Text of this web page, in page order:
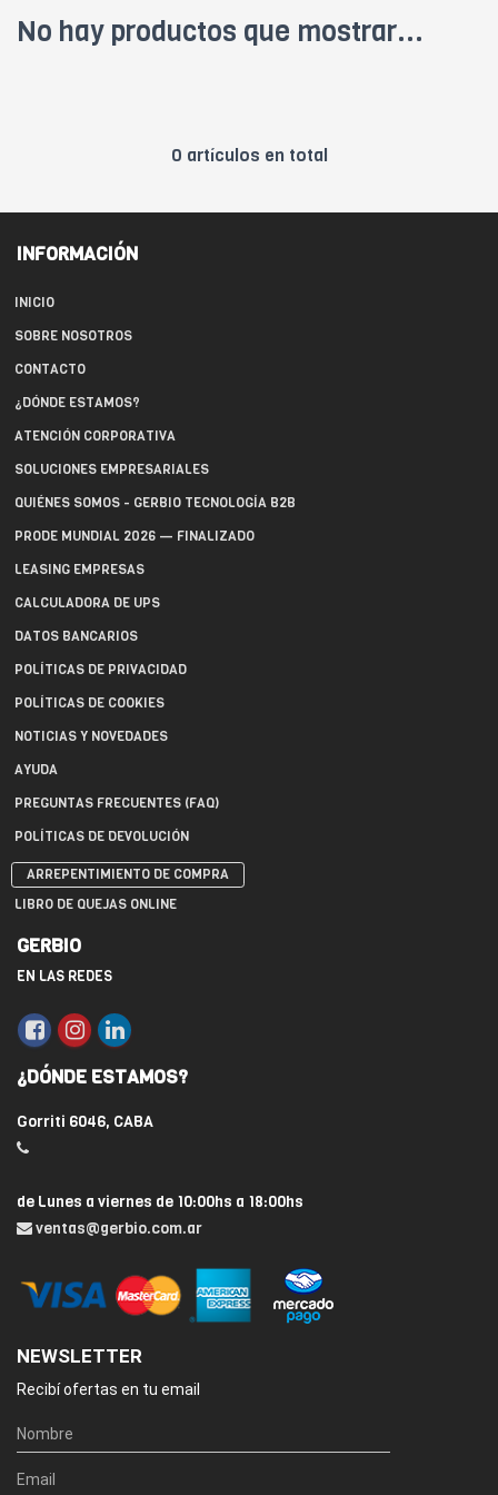
No hay productos que mostrar...
0 artículos en total
INFORMACIÓN
INICIO
SOBRE NOSOTROS
CONTACTO
¿DÓNDE ESTAMOS?
ATENCIÓN CORPORATIVA
SOLUCIONES EMPRESARIALES
QUIÉNES SOMOS - GERBIO TECNOLOGÍA B2B
PRODE MUNDIAL 2026 — FINALIZADO
LEASING EMPRESAS
CALCULADORA DE UPS
DATOS BANCARIOS
POLÍTICAS DE PRIVACIDAD
POLÍTICAS DE COOKIES
NOTICIAS Y NOVEDADES
AYUDA
PREGUNTAS FRECUENTES (FAQ)
POLÍTICAS DE DEVOLUCIÓN
ARREPENTIMIENTO DE COMPRA
LIBRO DE QUEJAS ONLINE
GERBIO
EN LAS REDES
¿DÓNDE ESTAMOS?
Gorriti 6046, CABA
de Lunes a viernes de 10:00hs a 18:00hs
ventas@gerbio.com.ar
NEWSLETTER
Recibí ofertas en tu email